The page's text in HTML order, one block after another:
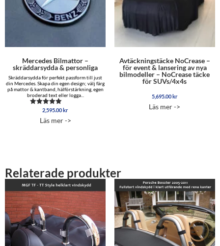
Mercedes Bilmattor –
skräddarsydda & personliga
Skräddarsydda för perfekt passform till just
din Mercedes. Skapa din egen design; välj färg
på mattor & kantband, hälförstärkning, egen
broderad text eller logga...
Betygsatt
av 5
2,595.00kr
Läs mer ->
Avtäckningstäcke NoCrease –
för event & lansering av nya
bilmodeller – NoCrease täcke
för SUVs/4x4s
5,695.00kr
Läs mer ->
Relaterade produkter